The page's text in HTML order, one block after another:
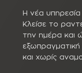
Η νέα
Κλείσε το
την ημέρα και
και χωρίς